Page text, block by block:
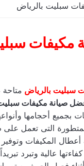
سبليت بالرياض
مكيفات
سبليت بالرياض
صيانة مكيفات
بجميع أحجامها
التى تعمل على
أعطال المكيفات وتوفير
عالية وتبرد